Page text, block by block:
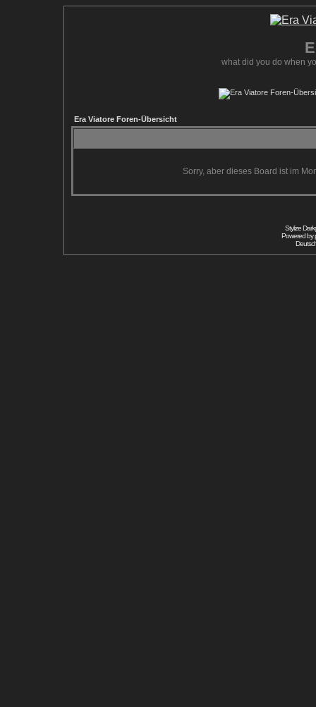
what did you do when
Era Viatore Foren-Übersicht
Sorry, aber dieses Board ist im
Stylize
Powered by